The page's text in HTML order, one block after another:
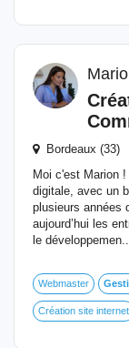
Bordeaux
Moi c'est Marion
digitale, avec un
plusieurs années
aujourd’hui les
le
Webmaster
Création site internet